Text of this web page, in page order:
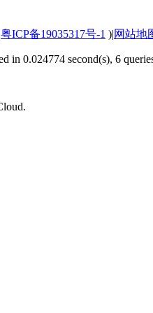
粤ICP备19035317号-1 )|网站地
in 0.024774 second(s), 6